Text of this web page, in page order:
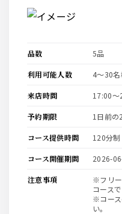
品数 5品
利用可能人数 4〜30
来店時間 17:00
予約期限 1日前
コース提供時間 120分制
コース開催期間 2026-
注意事項
※フリードリンクはグラス交換制、120分の
コース
※コース
い。